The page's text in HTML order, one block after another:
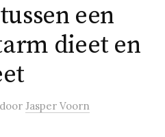
een
dieet en
door Jasper Voorn